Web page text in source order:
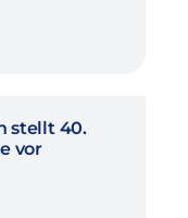
stellt 40.
vor